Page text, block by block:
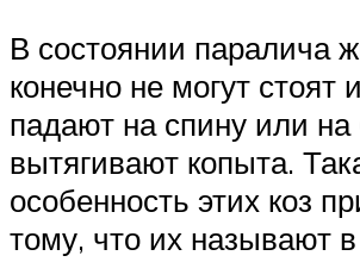
В состоянии паралича
конечно не могут стоят
падают на спину или на
вытягивают копыта.
особенность этих коз
тому, что их называют